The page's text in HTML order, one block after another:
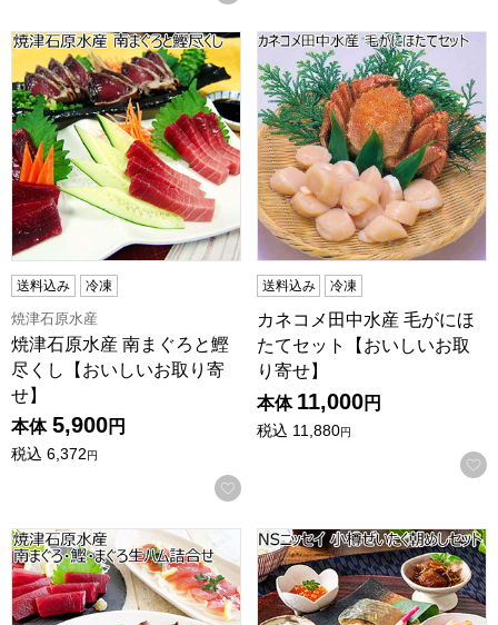
焼津石原水産 南まぐろと鰹尽くし【おいしいお取り寄せ】
送料込み 冷凍
焼津石原水産
焼津石原水産 南まぐろと鰹
尽くし【おいしいお取り寄
せ】
本体 5,900円
税込 6,372円
お気に入りに登録する
カネコメ田中水産 毛がにほ
送料込み 冷凍
カネコメ田中水産 毛がにほ
たてセット【おいしいお取
り寄せ】
本体 11,000円
税込 11,880円
焼津石原水産 南まぐろ・鰹・まぐろ生ハム詰合せ[10229B]
NSニッセイ 小樽ぜいたく朝